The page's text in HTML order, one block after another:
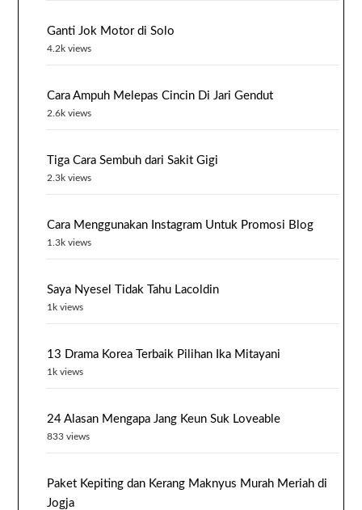
Ganti Jok Motor di Solo
4.2k views
Cara Ampuh Melepas Cincin Di Jari Gendut
2.6k views
Tiga Cara Sembuh dari Sakit Gigi
2.3k views
Cara Menggunakan Instagram Untuk Promosi Blog
1.3k views
Saya Nyesel Tidak Tahu Lacoldin
1k views
13 Drama Korea Terbaik Pilihan Ika Mitayani
1k views
24 Alasan Mengapa Jang Keun Suk Loveable
833 views
Paket Kepiting dan Kerang Maknyus Murah Meriah di
Jogja